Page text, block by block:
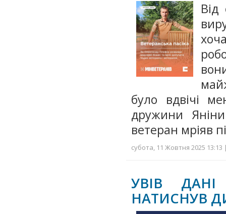
було вдвічі
дружини
ветеран мріяв
субота, 11 Жовтня 2025 13:13
УВІВ
НАТИСНУВ